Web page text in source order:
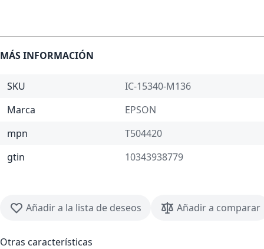
MÁS INFORMACIÓN
SKU
IC-15340-M136
Marca
EPSON
mpn
T504420
gtin
10343938779
Añadir a la lista de deseos Añadir a comparar
Otras características